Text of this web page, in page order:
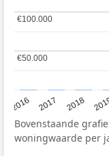
2016 2017 2018
€50.000
€50.000
€100.000
€100.000
Bovenstaande
woningwaarde per